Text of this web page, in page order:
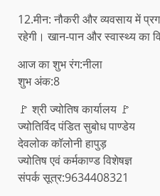
12.मीन: नौकरी और व्यवसाय में
रहेगी। खान-पान और स्वास्थ्य का
आज का शुभ रंग:नीला
शुभ अंक:8
🚩 श्री ज्योतिष कार्यालय 🚩
ज्योतिर्विद पंडित सुबोध पाण्डेय
देवलोक कॉलोनी हापुड़
ज्योतिष एवं कर्मकाण्ड विशेषज्ञ
संपर्क सूत्र:9634408321